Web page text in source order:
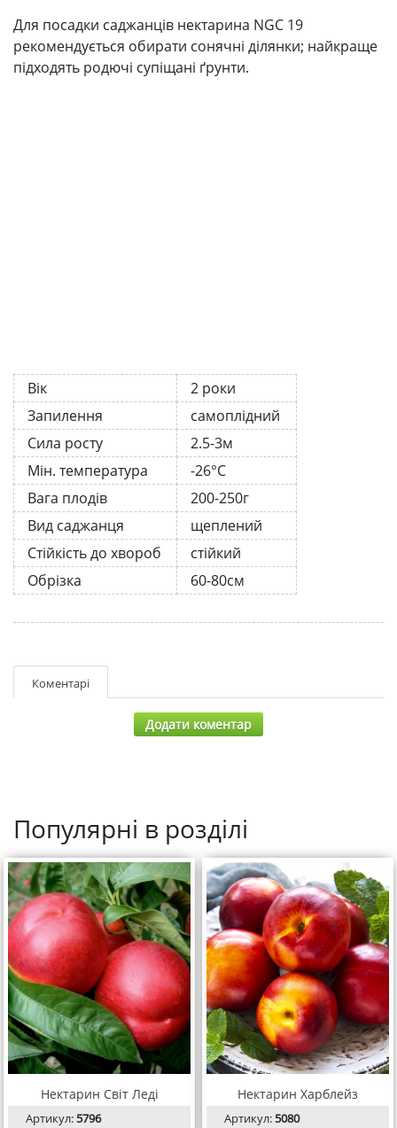
Для посадки саджанців нектарина NGC 19
рекомендується обирати сонячні ділянки; найкраще
підходять родючі супіщані ґрунти.
Вік
2 роки
Запилення
самоплідний
Сила росту
2.5-3м
Мін. температура
-26°C
Вага плодів
200-250г
Вид саджанця
щеплений
Стійкість до хвороб
стійкий
Обрізка
60-80см
Коментарі
Додати коментар
Популярні в розділі
Нектарин Світ Леді
Артикул:5796
Нектарин Харблейз
Артикул:5080